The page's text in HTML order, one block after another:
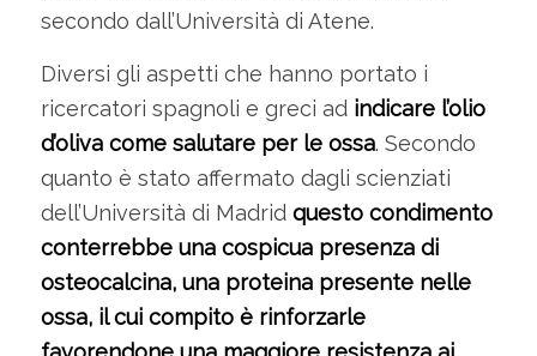
secondo dall’Università di Atene.
Diversi gli aspetti che hanno portato i
ricercatori spagnoli e greci ad indicare l’olio
d’oliva come salutare per le ossa. Secondo
quanto è stato affermato dagli scienziati
dell’Università di Madrid questo condimento
conterrebbe una cospicua presenza di
osteocalcina, una proteina presente nelle
ossa, il cui compito è rinforzarle